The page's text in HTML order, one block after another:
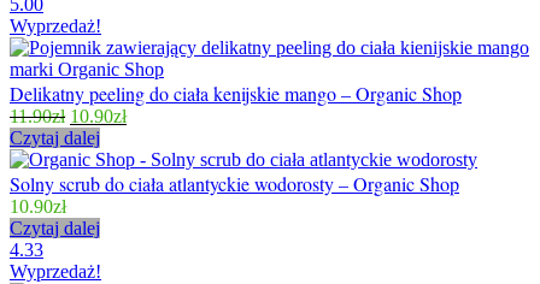
5.00
Wyprzedaż!
Delikatny peeling do ciała kenijskie mango – Organic Shop
11.90zł 10.90zł
Czytaj dalej
Solny scrub do ciała atlantyckie wodorosty – Organic Shop
10.90zł
Czytaj dalej
4.33
Wyprzedaż!